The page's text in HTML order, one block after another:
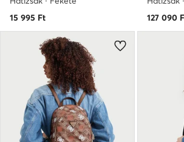
15 995 Ft
127 090